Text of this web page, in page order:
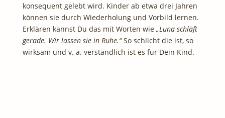
konsequent gelebt wird. Kinder ab etwa drei Jahren
können sie durch Wiederholung und Vorbild lernen.
Erklären kannst Du das mit Worten wie „Luna schläft
gerade. Wir lassen sie in Ruhe.“So schlicht die ist, so
wirksam und v. a. verständlich ist es für Dein Kind.